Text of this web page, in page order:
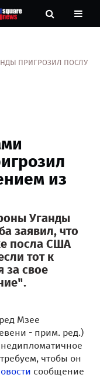
ПРИГРОЗИЛ ПОСЛУ
из
Уганды
заявил, что
посла США
тот к
за свое
Мзее
- прим. ред.)
чтобы он
сообщение